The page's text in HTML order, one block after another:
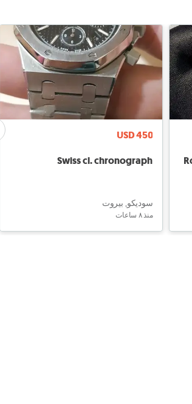
USD 450
Swiss cl. chronograph
سوديكو, بيروت
منذ ٨ ساعات